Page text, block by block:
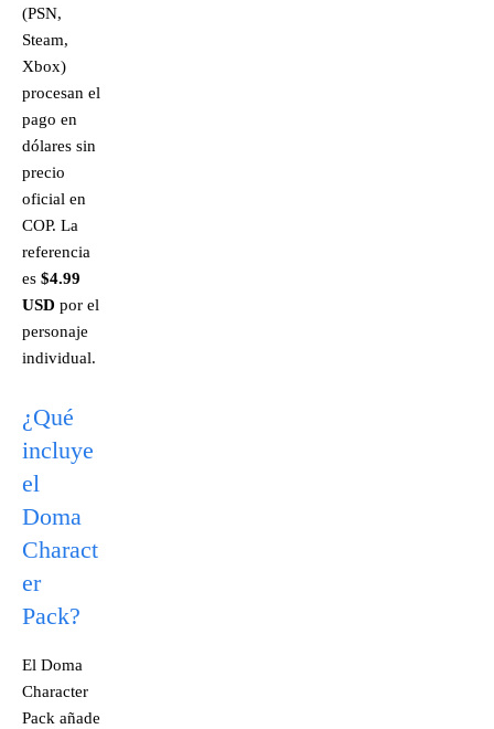
(PSN,
Steam,
Xbox)
procesan el
pago en
dólares sin
precio
oficial en
COP. La
referencia
es $4.99
USD por el
personaje
individual.
¿Qué
incluye
el
Doma
Charact
er
Pack?
El Doma
Character
Pack añade